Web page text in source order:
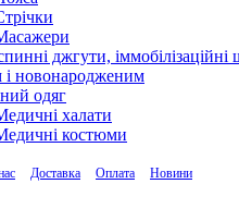
джгути, іммобілізаційні
новонародженим
одяг
халати
костюми
Доставка Оплата Новини